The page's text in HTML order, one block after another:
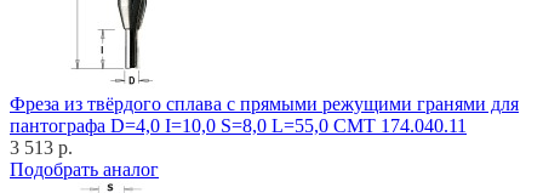
Фреза из твёрдого сплава с прямыми режущими гранями для
пантографа D=4,0 I=10,0 S=8,0 L=55,0 CMT 174.040.11
3 513 р.
Подобрать аналог